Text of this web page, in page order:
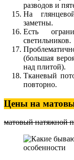
разводов и
На
заметны.
Есть
светильников.
(большая
над плитой).
Тканевый
повторно.
Цены на
матовый натяжной